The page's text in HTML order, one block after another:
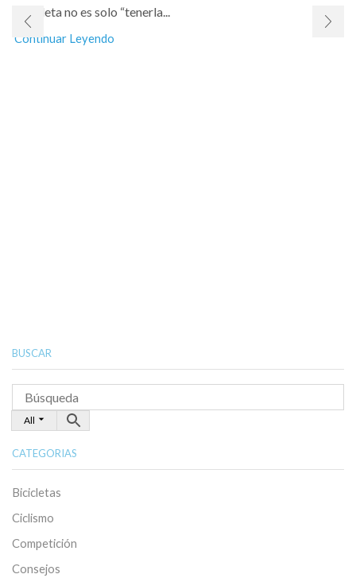
bicicleta no es solo “tenerla...
Continuar Leyendo
BUSCAR
All
CATEGORIAS
Bicicletas
Ciclismo
Competición
Consejos